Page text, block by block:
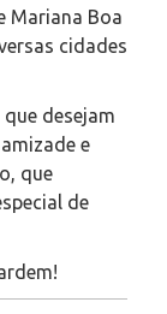
Mariana Boa
cidades
desejam
e
que
de